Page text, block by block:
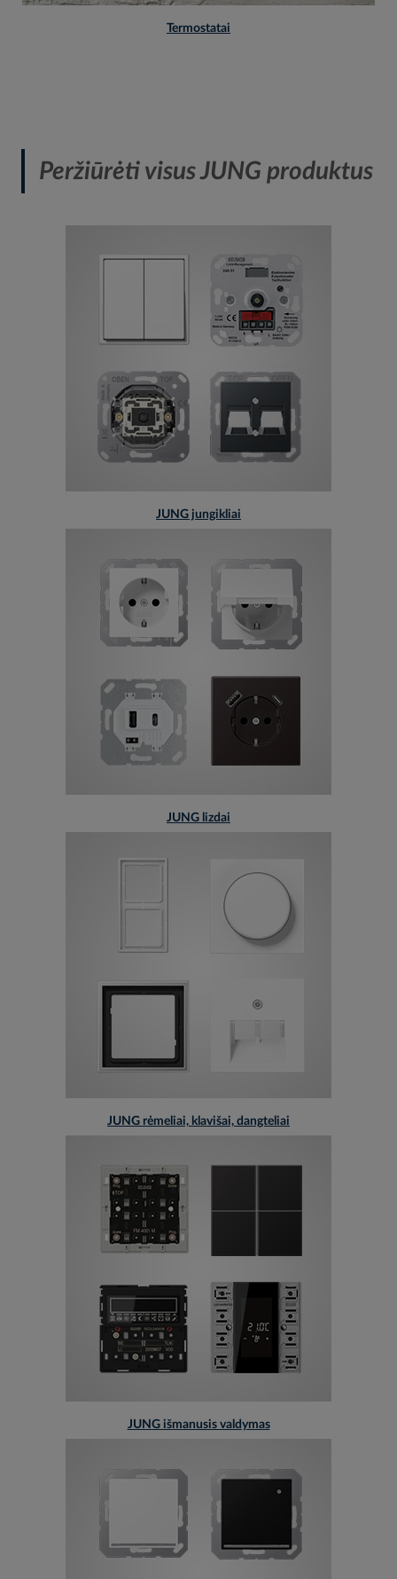
Termostatai
Peržiūrėti visus JUNG produktus
JUNG jungikliai
JUNG lizdai
JUNG rėmeliai, klavišai, dangteliai
JUNG išmanusis valdymas